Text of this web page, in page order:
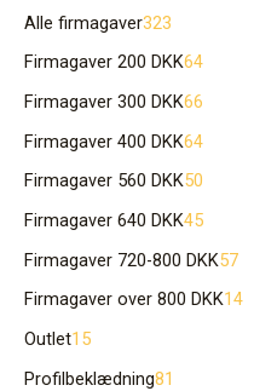
Alle firmagaver323
Firmagaver 200 DKK64
Firmagaver 300 DKK66
Firmagaver 400 DKK64
Firmagaver 560 DKK50
Firmagaver 640 DKK45
Firmagaver 720-800 DKK57
Firmagaver over 800 DKK14
Outlet15
Profilbeklædning81